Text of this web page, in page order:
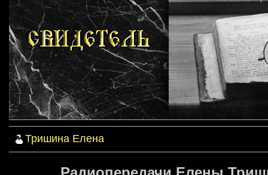
Тришина Елена